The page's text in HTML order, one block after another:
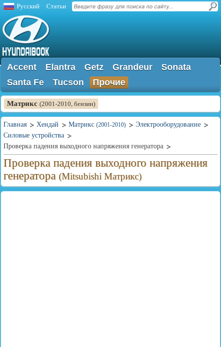
Русский Статьи
Accent Elantra Getz Grandeur
Sonata
Santa Fe
Tucson Прочие
Матрикс (2001-2010, бензин)
Главная Хендай Матрикс (2001-2010)
Электрооборудование
Силовые устройства
Проверка падения выходного напряжения генератора
Проверка падения выходного напряжения
генератора (Mitsubishi Матрикс)